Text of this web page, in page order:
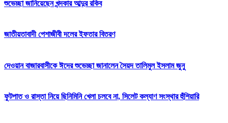
শুভেচ্ছা জানিয়েছেন খন্দকার আব্দুর রকিব
জাতীয়তাবাদী পেশাজীবী দলের ইফতার বিতরণ
দেওয়ান বাজারবাসীকে ঈদের শুভেচ্ছা জানালেন সৈয়দ তালিমুল ইসলাম জুনু
ফুটপাত ও রাস্তা নিয়ে ছিনিমিনি খেলা চলবে না, সিলেট কল্যাণ সংস্থার হুঁশিয়ারি